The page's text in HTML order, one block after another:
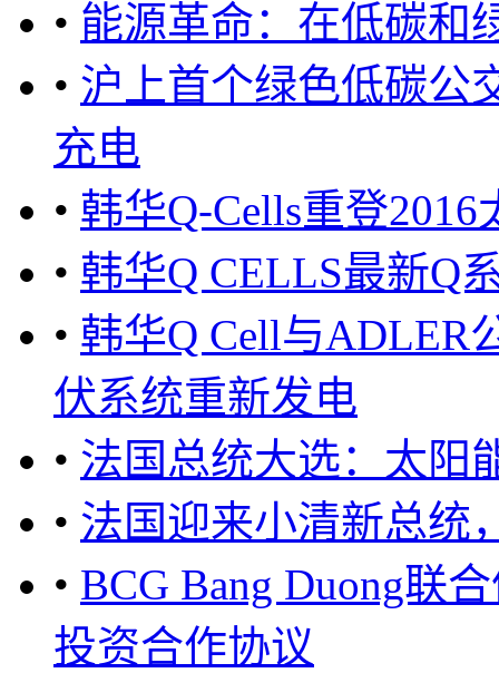
• 能源革命：在低碳和
• 沪上首个绿色低碳公
充电
• 韩华Q-Cells重登
• 韩华Q CELLS最新Q
• 韩华Q Cell与ADLER
伏系统重新发电
• 法国总统大选：太阳
• 法国迎来小清新总统
• BCG Bang Duong联
投资合作协议